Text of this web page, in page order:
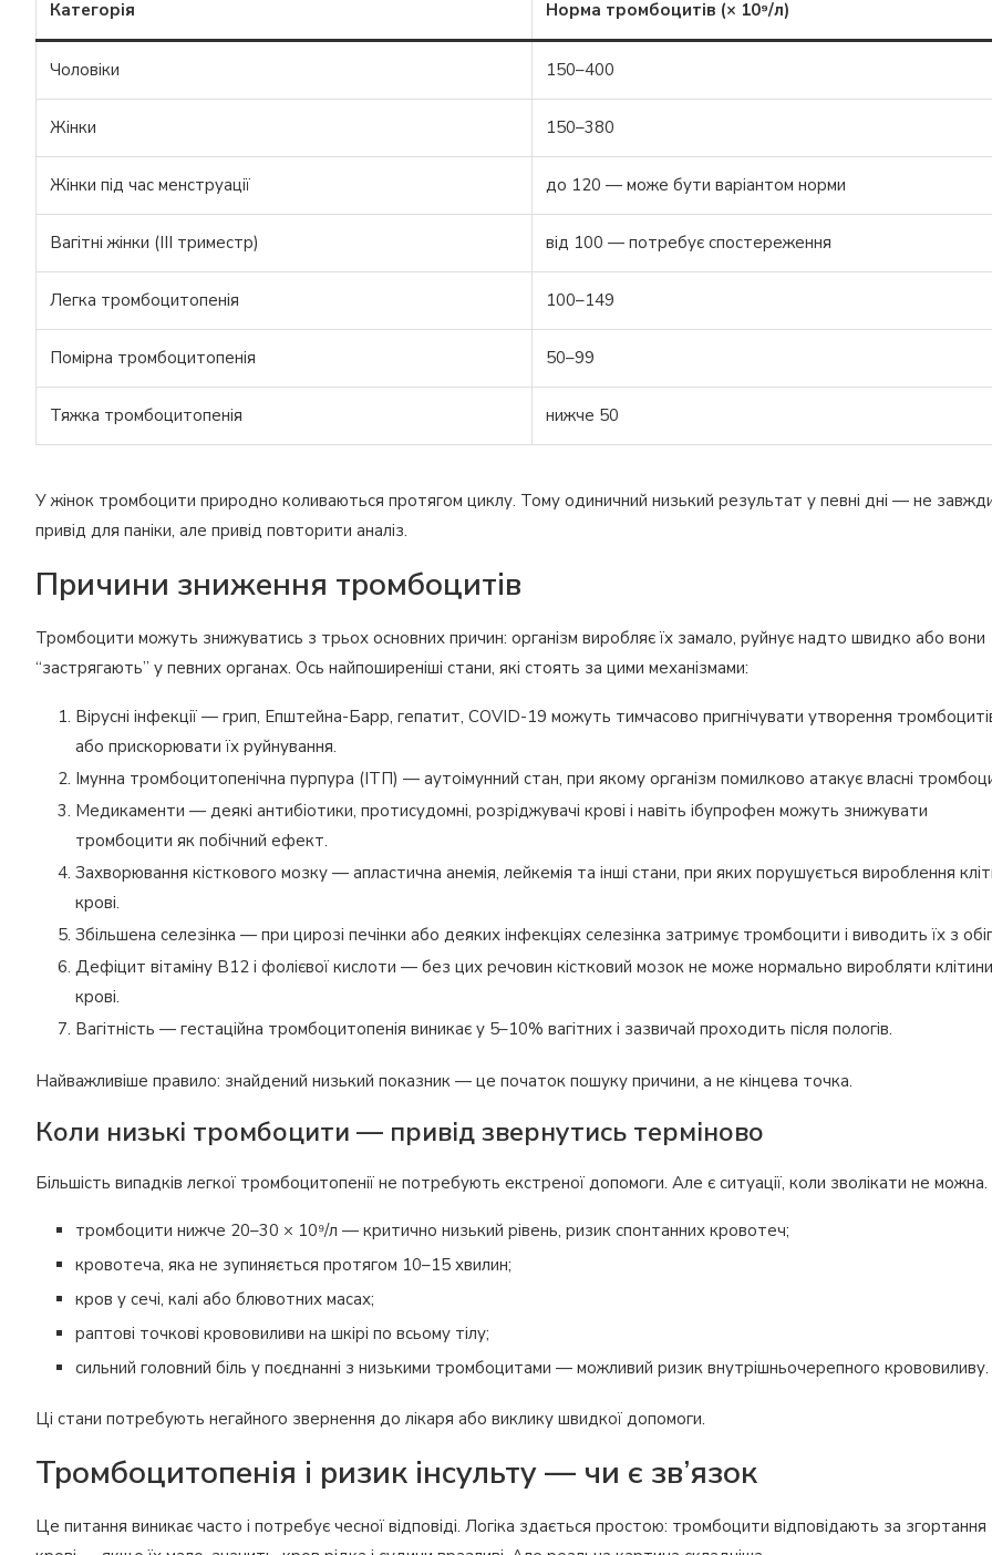
Категорія Норма тромбоцитів (× 10⁹/л)
Чоловіки 150–400
Жінки 150–380
Жінки під час менструації до 120 — може бути варіантом норми
Вагітні жінки (III триместр) від 100 — потребує спостереження
Легка тромбоцитопенія 100–149
Помірна тромбоцитопенія 50–99
Тяжка тромбоцитопенія нижче 50
У жінок тромбоцити природно коливаються протягом циклу. Тому одиничний низький результат у певні дні — не
привід для паніки, але привід повторити аналіз.
Причини зниження тромбоцитів
Тромбоцити можуть знижуватись з трьох основних причин: організм виробляє їх замало, руйнує надто швидко або вони
“застрягають” у певних органах. Ось найпоширеніші стани, які стоять за цими механізмами:
Вірусні інфекції — грип, Епштейна-Барр, гепатит, COVID-19 можуть тимчасово пригнічувати утворення
або прискорювати їх руйнування.
Імунна тромбоцитопенічна пурпура (ІТП) — аутоімунний стан, при якому організм помилково атакує власні
Медикаменти — деякі антибіотики, протисудомні, розріджувачі крові і навіть ібупрофен можуть знижувати
тромбоцити як побічний ефект.
Захворювання кісткового мозку — апластична анемія, лейкемія та інші стани, при яких порушується вироблення
крові.
Збільшена селезінка — при цирозі печінки або деяких інфекціях селезінка затримує тромбоцити і виводить їх з
Дефіцит вітаміну B12 і фолієвої кислоти — без цих речовин кістковий мозок не може нормально виробляти клітини
крові.
Вагітність — гестаційна тромбоцитопенія виникає у 5–10% вагітних і зазвичай проходить після пологів.
Найважливіше правило: знайдений низький показник — це початок пошуку причини, а не кінцева точка.
Коли низькі тромбоцити — привід звернутись терміново
Більшість випадків легкої тромбоцитопенії не потребують екстреної допомоги. Але є ситуації, коли зволікати не можна.
тромбоцити нижче 20–30 × 10⁹/л — критично низький рівень, ризик спонтанних кровотеч;
кровотеча, яка не зупиняється протягом 10–15 хвилин;
кров у сечі, калі або блювотних масах;
раптові точкові крововиливи на шкірі по всьому тілу;
сильний головний біль у поєднанні з низькими тромбоцитами — можливий ризик внутрішньочерепного крововиливу.
Ці стани потребують негайного звернення до лікаря або виклику швидкої допомоги.
Тромбоцитопенія і ризик інсульту — чи є зв’язок
Це питання виникає часто і потребує чесної відповіді. Логіка здається простою: тромбоцити відповідають за згортання